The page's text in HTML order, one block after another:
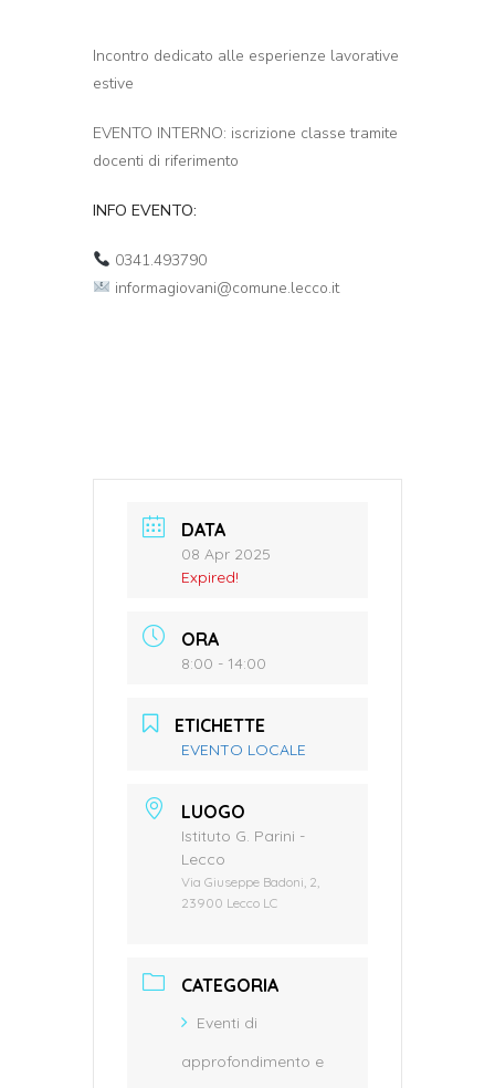
Incontro dedicato alle esperienze lavorative
estive
EVENTO INTERNO: iscrizione classe tramite
docenti di riferimento
INFO EVENTO:
0341.493790
informagiovani@comune.lecco.it
DATA
08 Apr 2025
Expired!
ORA
8:00 - 14:00
ETICHETTE
EVENTO LOCALE
LUOGO
Istituto G. Parini -
Lecco
Via Giuseppe Badoni, 2,
23900 Lecco LC
CATEGORIA
Eventi di
approfondimento e